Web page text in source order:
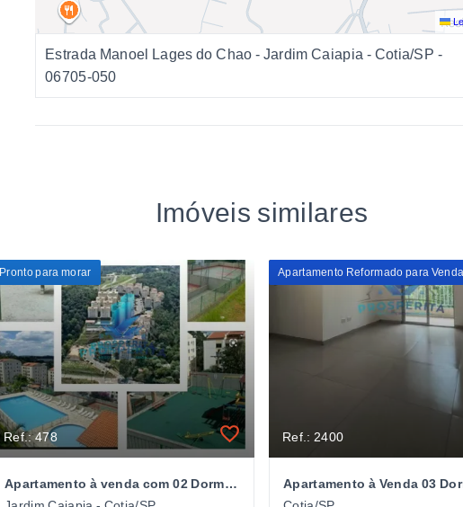
Estrada Manoel Lages do Chao - Jardim Caiapia - Cotia/SP -
06705-050
Imóveis similares
Pronto para morar
Ref.: 478
Apartamento à venda com 02 Dormitórios e Vista Livre em todos os Cômodos - Condomínio Green Land - Bairro Jardim Caiapiá - Cotia/
Ref.: 2400